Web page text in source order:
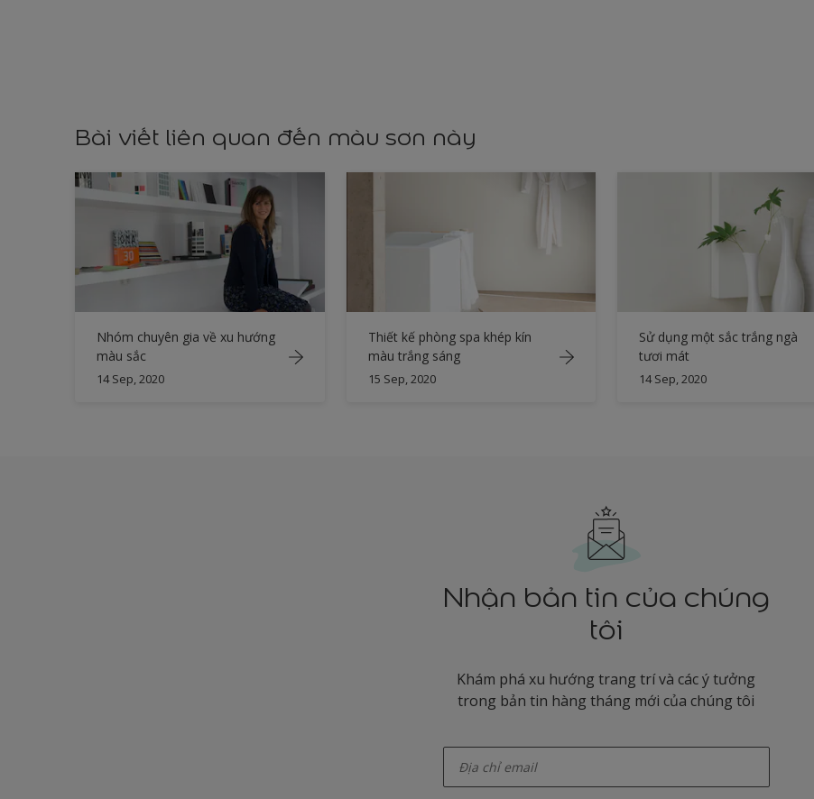
Bài viết liên quan đến màu sơn này
Nhóm chuyên gia về xu hướng
màu sắc
14 Sep, 2020
Thiết kế phòng spa khép kín
màu trắng sáng
15 Sep, 2020
Sử dụng một sắc trắng ngà
tươi mát
14 Sep, 2020
Nhận bản tin của chúng
tôi
Khám phá xu hướng trang trí và các ý tưởng
trong bản tin hàng tháng mới của chúng tôi